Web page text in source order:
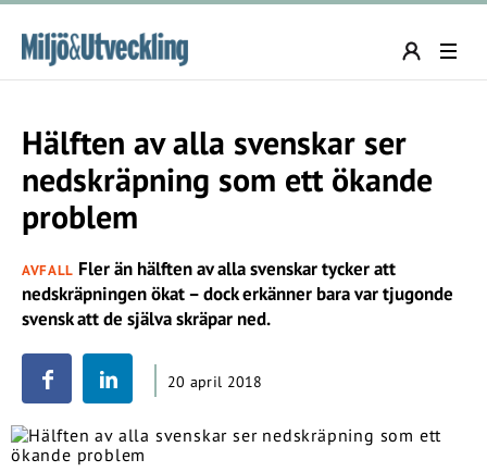
Hälften av alla svenskar ser
nedskräpning som ett ökande
problem
AVFALL Fler än hälften av alla svenskar tycker att
nedskräpningen ökat – dock erkänner bara var tjugonde
svensk att de själva skräpar ned.
20 april 2018